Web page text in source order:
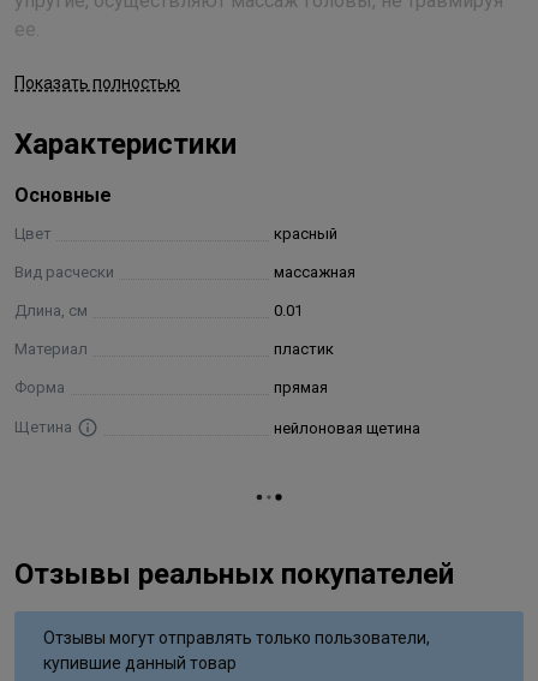
ее.
Показать полностью
Характеристики
Основные
Цвет красный
Вид расчески массажная
Длина, см 0.01
Материал пластик
Форма прямая
Щетина нейлоновая щетина
Отзывы реальных покупателей
Отзывы могут отправлять только пользователи,
купившие данный товар